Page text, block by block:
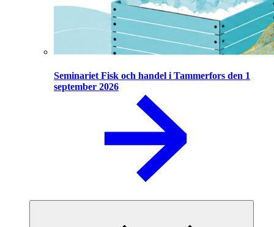
Seminariet Fisk och handel i Tammerfors den 1
september 2026